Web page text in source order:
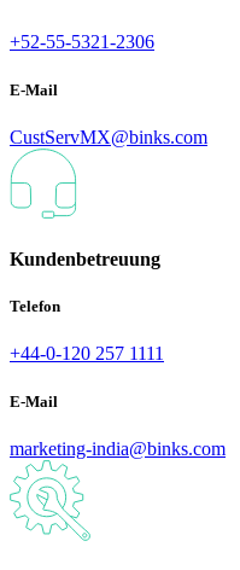
+52-55-5321-2306
E-Mail
CustServMX@binks.com
Kundenbetreuung
Telefon
+44-0-120 257 1111
E-Mail
marketing-india@binks.com